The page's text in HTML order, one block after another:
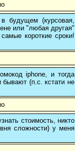
будущем (курсовая,
или "любая другая"
короткие сроки!
iphone, и тогда
бывают (п.с. кстати не
стоимость, никто
сложности) у меня